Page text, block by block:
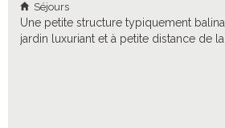
Séjours
Une petite structure typiquement
jardin luxuriant et à petite distance de